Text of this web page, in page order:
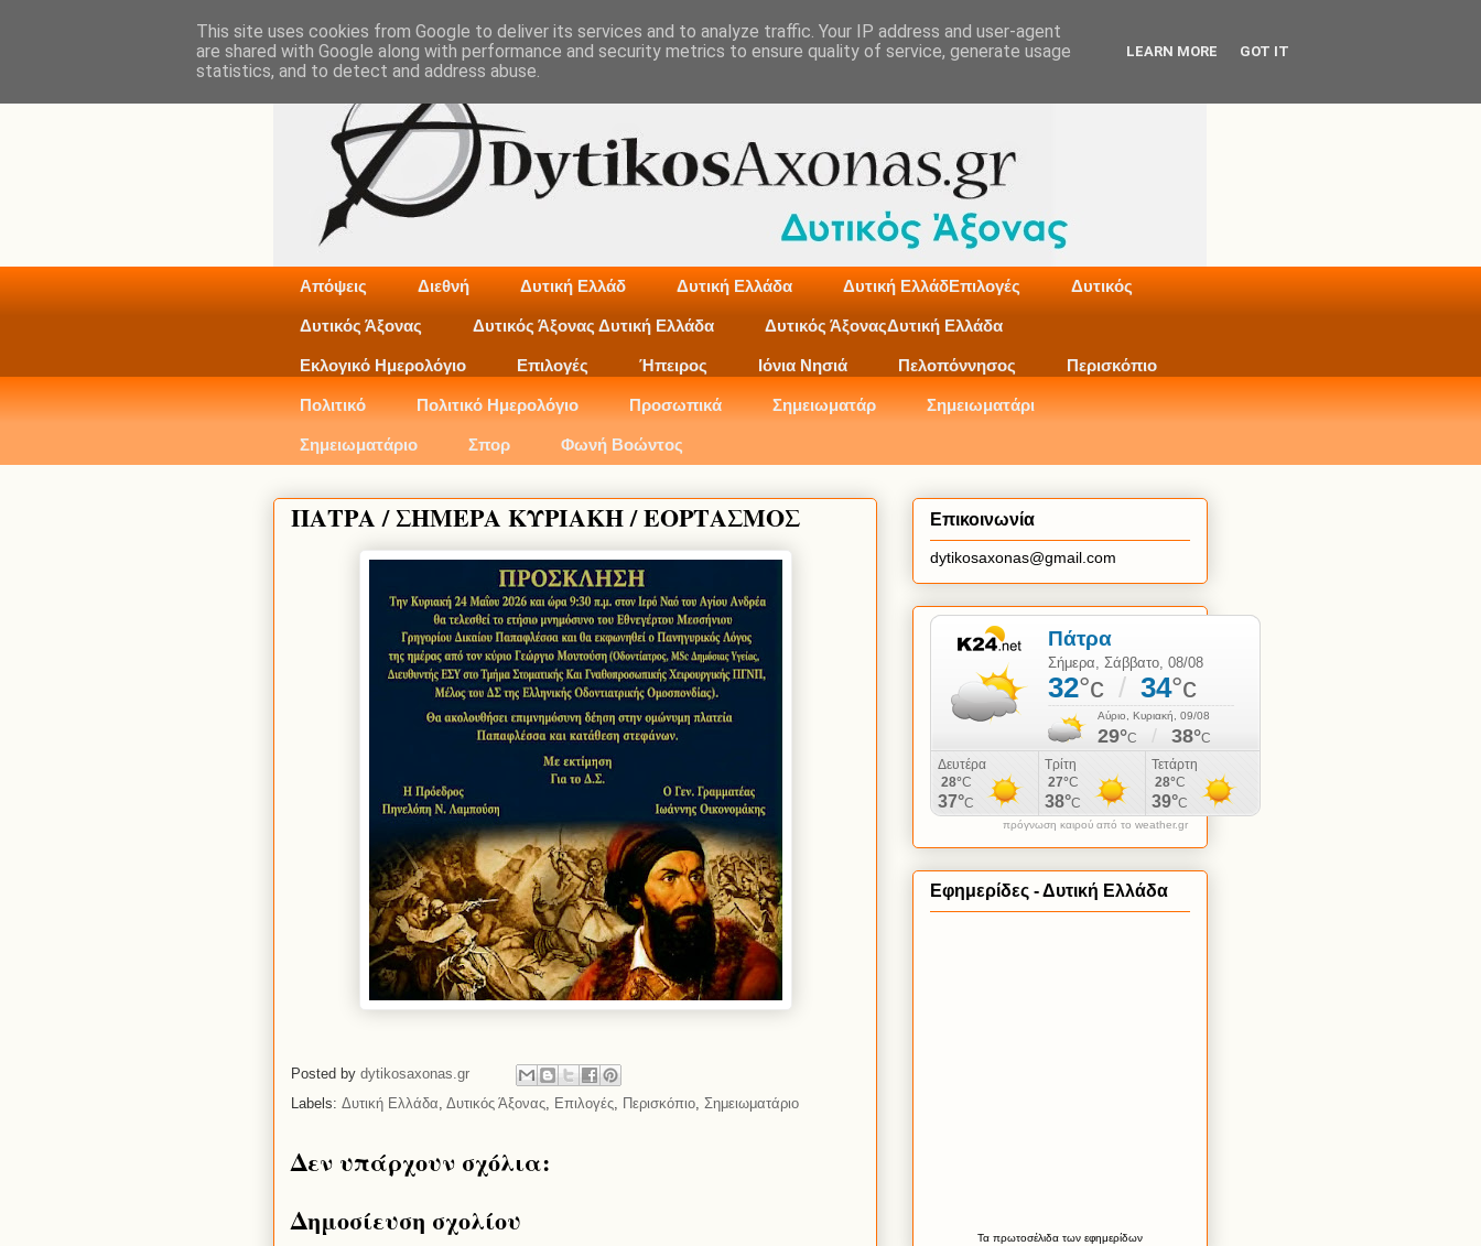
Απόψεις Διεθνή Δυτική Ελλάδ Δυτική Ελλάδα Δυτική ΕλλάδΕπιλογές Δυτικός
Δυτικός Άξονας Δυτικός Άξονας Δυτική Ελλάδα Δυτικός ΆξοναςΔυτική Ελλάδα
Εκλογικό Ημερολόγιο Επιλογές Ήπειρος Ιόνια Νησιά Πελοπόννησος Περισκόπιο
Πολιτικό Πολιτικό Ημερολόγιο Προσωπικά Σημειωματάρ Σημειωματάρι
Σημειωματάριο Σπορ Φωνή Βοώντος
ΠΑΤΡΑ / ΣΗΜΕΡΑ ΚΥΡΙΑΚΗ / ΕΟΡΤΑΣΜΟΣ
Posted by dytikosaxonas.gr
Labels: Δυτική Ελλάδα, Δυτικός Άξονας, Επιλογές, Περισκόπιο, Σημειωματάριο
Δεν υπάρχουν σχόλια:
Δημοσίευση σχολίου
Επικοινωνία
dytikosaxonas@gmail.com
πρόγνωση καιρού από το weather.gr
Εφημερίδες - Δυτική Ελλάδα
Τα πρωτοσέλιδατων εφημερίδων
This site uses cookies from Google to deliver its services and to analyze traffic. Your IP address and user-agent
are shared with Google along with performance and security metrics to ensure quality of service, generate usage
statistics, and to detect and address abuse.
LEARN MORE GOT IT